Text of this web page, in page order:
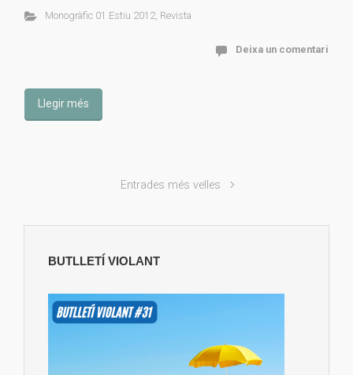
Monogràfic 01 Estiu 2012, Revista
Deixa un comentari
Llegir més
Entrades més velles
BUTLLETÍ VIOLANT